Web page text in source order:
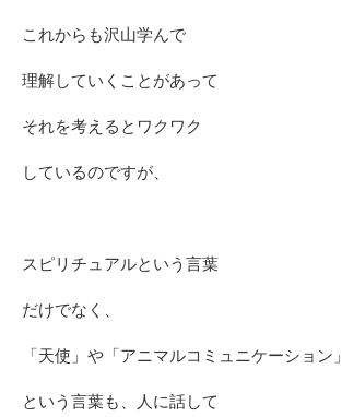
これからも沢山学んで
理解していくことがあって
それを考えるとワクワク
しているのですが、
スピリチュアルという言葉
だけでなく、
「天使」や「アニマルコミュニケーション」
という言葉も、人に話して